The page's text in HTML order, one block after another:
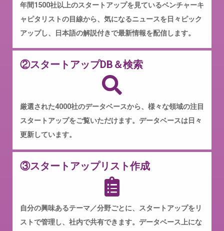
年間1500社以上のスタートアップを見ているベンチャーキ
ャピタリストの目線から、気になるニュースを日々ピック
アップし、日本語の解説付きで最新情報を配信します。
②スタートアップDB＆検索
厳選された4000社のデータベースから、様々な領域の注目
スタートアップをご覧いただけます。データベースは日々
更新しています。
③スタートアップリスト作成
自分の興味あるテーマ／分野ごとに、スタートアップをリ
ストで管理し、社内で共有できます。データベース上にな